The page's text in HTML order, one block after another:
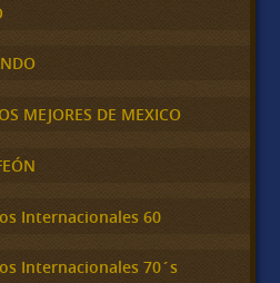
MEJORES DE MEXICO
Internacionales 60
Internacionales 70´s